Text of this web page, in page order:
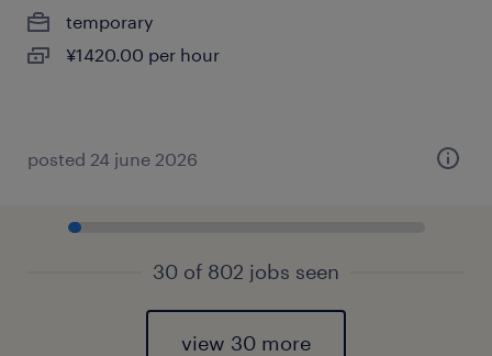
temporary
¥1420.00 per hour
posted 24 june 2026
30 of 802 jobs seen
view 30 more